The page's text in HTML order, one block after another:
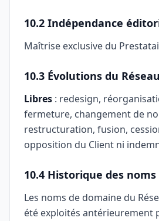
10.2 Indépendance
Maîtrise exclusive du
10.3 Évolutions du Réseau
Libres : redesign,
fermeture, changement de
restructuration, fusion,
opposition du Client ni
10.4 Historique des
Les noms de domaine du
été exploités antérieurement